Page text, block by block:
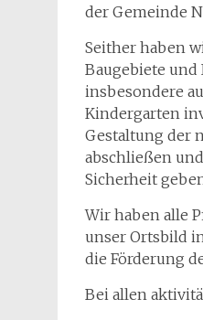
der Gemeinde
Seither haben
Baugebiete
insbesondere
Kindergarten
Gestaltung der
abschließen
Sicherheit
Wir haben alle
unser Ortsbild
die Förderung
Bei allen